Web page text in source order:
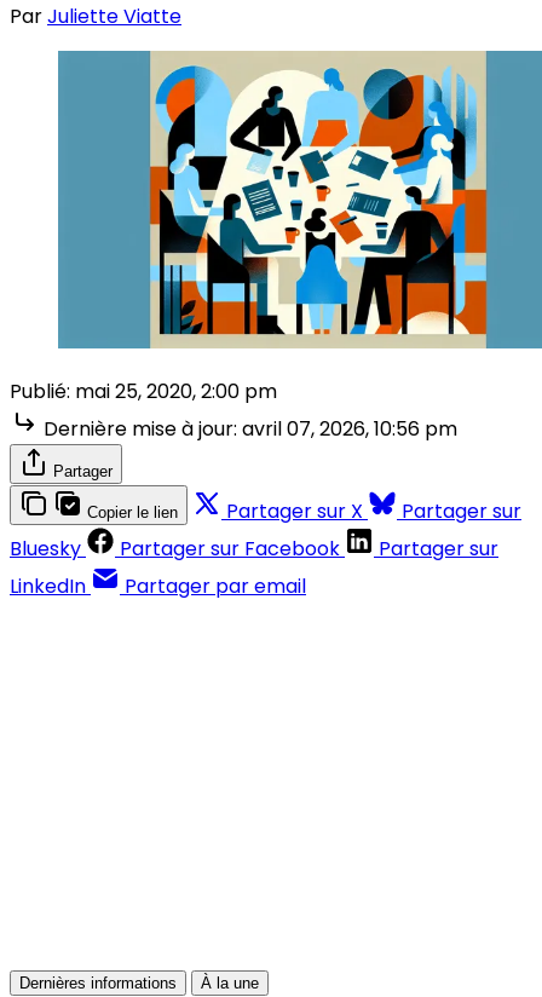
ParJuliette Viatte
Publié: mai 25, 2020, 2:00 pm
Dernière mise à jour: avril 07, 2026, 10:56 pm
Partager
Copier le lien Partager sur X
Partager sur
Bluesky
Partager sur Facebook
Partager sur
LinkedIn
Partager par email
Dernières informations À la une